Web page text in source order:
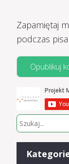
Zapamiętaj
podczas